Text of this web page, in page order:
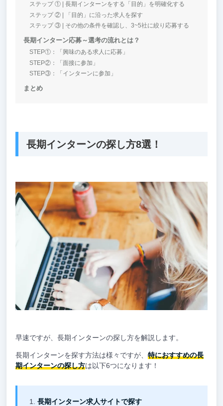
ステップ ① | 長期インターンをする「目的」を明確化する
ステップ ② | 「目的」に沿った求人を探す
ステップ ③ | その他の条件を確認し、3~5社に絞り応募する
長期インターン応募～選考の流れとは？
STEP①：「興味のある求人に応募」
STEP②：「面接に参加」
STEP③：「インターンに参加」
まとめ
長期インターンの探し方8選！
早速ですが、長期インターンの探し方を解説します。
長期インターンを探す方法は様々ですが、 特におすすめの長
期インターンの探し方は以下6つになります！
長期インターン求人サイトで探す